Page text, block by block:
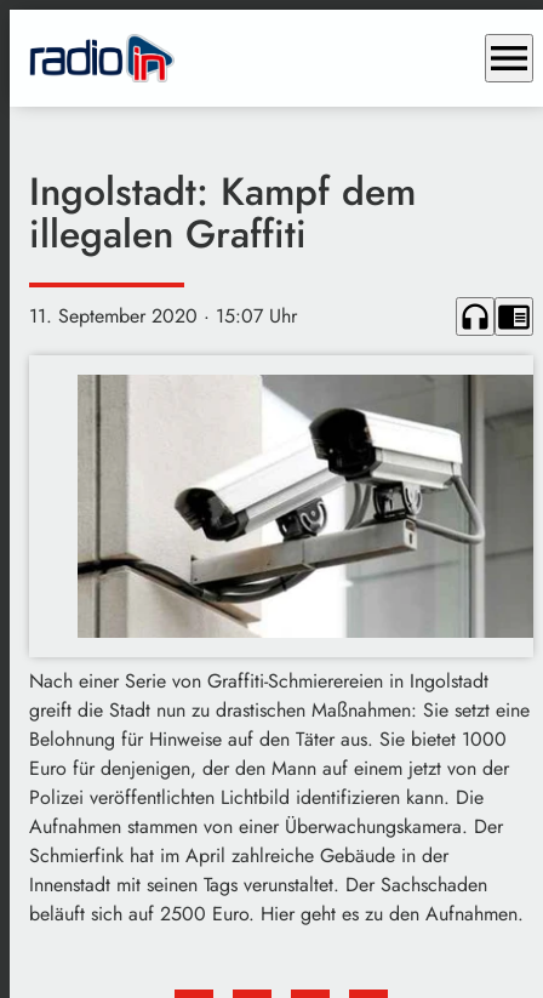
menu
Ingolstadt: Kampf dem
illegalen Graffiti
11. September 2020 · 15:07 Uhr headphones chrome_reader_mode
Nach einer Serie von Graffiti-Schmierereien in Ingolstadt
greift die Stadt nun zu drastischen Maßnahmen: Sie setzt eine
Belohnung für Hinweise auf den Täter aus. Sie bietet 1000
Euro für denjenigen, der den Mann auf einem jetzt von der
Polizei veröffentlichten Lichtbild identifizieren kann. Die
Aufnahmen stammen von einer Überwachungskamera. Der
Schmierfink hat im April zahlreiche Gebäude in der
Innenstadt mit seinen Tags verunstaltet. Der Sachschaden
beläuft sich auf 2500 Euro. Hier geht es zu den Aufnahmen.